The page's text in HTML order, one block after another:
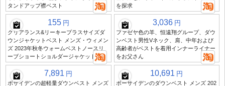
タンドアップ襟ベスト
を探求
155 円
クリアランス&リーキープラスサイズダ
ウンジャケットベスト メンズ・ウィメン
ズ 2023年秋冬ウォームベストノースリ
ーブショートショルダージャケット
3,036 円
ファゼヤ色の羊、恒遠翔グループ、ダウ
ンベスト男性Vネック、肩、中年および
高齢者がベストを着用インナーライナー
をお父さん
7,891 円
ボサイデンの超軽量ダウンベスト メンズ
10,691 円
ボーサイデンのダウンベスト メンズ 202